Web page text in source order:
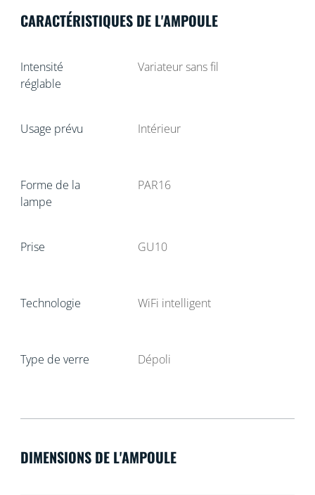
CARACTÉRISTIQUES DE L'AMPOULE
Intensité
réglable
Variateur sans fil
Usage prévu Intérieur
Forme de la
lampe
PAR16
Prise GU10
Technologie WiFi intelligent
Type de verre Dépoli
DIMENSIONS DE L'AMPOULE